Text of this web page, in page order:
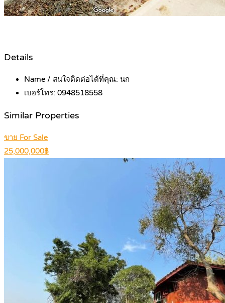
Details
Name / สนใจติดต่อได้ที่คุณ: นก
เบอร์โทร: 0948518558
Similar Properties
ขาย For Sale
25,000,000฿